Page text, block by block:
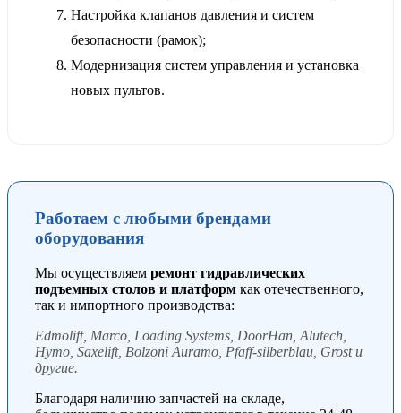
Настройка клапанов давления и систем
безопасности (рамок);
Модернизация систем управления и установка
новых пультов.
Работаем с любыми брендами
оборудования
Мы осуществляем ремонт гидравлических
подъемных столов и платформ как отечественного,
так и импортного производства:
Edmolift, Marco, Loading Systems, DoorHan, Alutech,
Hymo, Saxelift, Bolzoni Auramo, Pfaff-silberblau, Grost и
другие.
Благодаря наличию запчастей на складе,